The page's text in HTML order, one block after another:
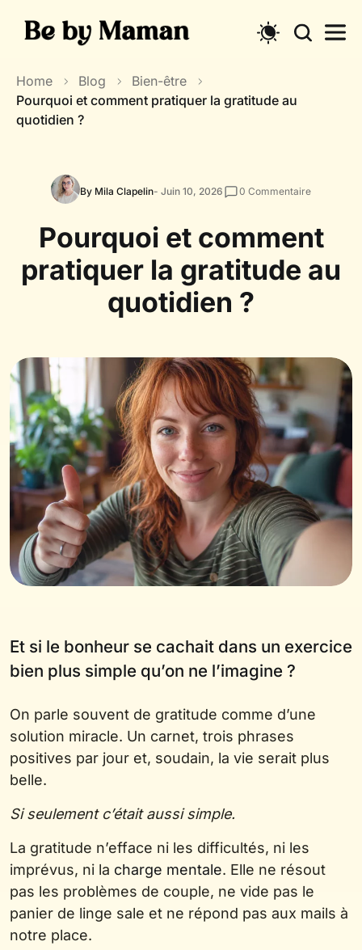
Home Blog
Bien-être
Pourquoi et comment pratiquer la gratitude au
quotidien ?
By Mila Clapelin- Juin 10, 2026 0 Commentaire
Pourquoi et comment
pratiquer la gratitude au
quotidien ?
Et si le bonheur se cachait dans un exercice
bien plus simple qu’on ne l’imagine ?
On parle souvent de gratitude comme d’une
solution miracle. Un carnet, trois phrases
positives par jour et, soudain, la vie serait plus
belle.
Si seulement c’était aussi simple.
La gratitude n’efface ni les difficultés, ni les
imprévus, ni la charge mentale. Elle ne résout
pas les problèmes de couple, ne vide pas le
panier de linge sale et ne répond pas aux mails à
notre place.